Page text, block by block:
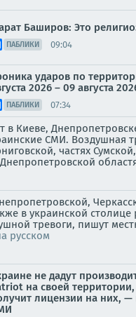
Баширов: Это
ПАБЛИКИ 09:04
ударов по
2026 – 09 августа
ПАБЛИКИ 07:34
в Киеве,
СМИ. Воздушная
частях
в украинской
тревоги, пишут
русском
не дадут
на своей
лицензии на них,